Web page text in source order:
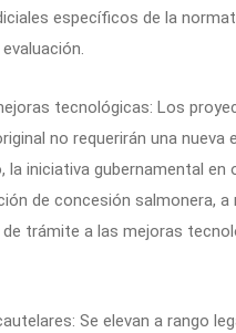
específicos de la
tecnológicas: Los
no requerirán una
la iniciativa gubernamental
de concesión salmonera,
trámite a las mejoras
Se elevan a rango